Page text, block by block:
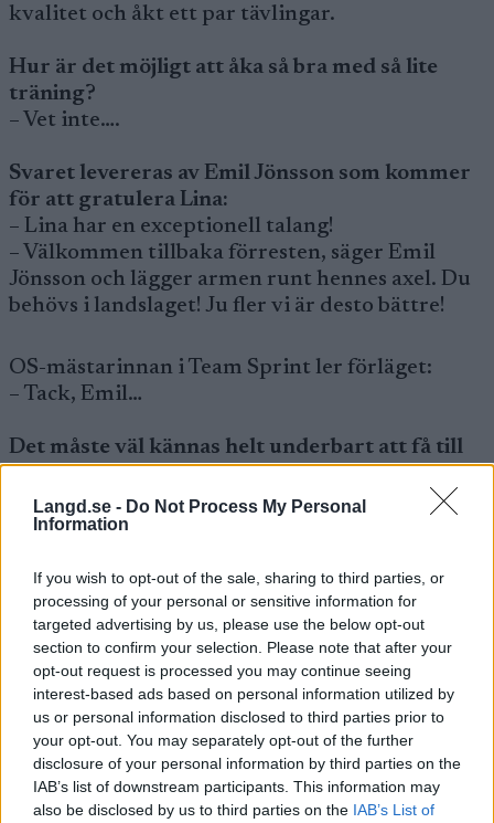
Langd.se - Do Not Process My Personal
Information
If you wish to opt-out of the sale, sharing to third parties, or
processing of your personal or sensitive information for
targeted advertising by us, please use the below opt-out
section to confirm your selection. Please note that after your
opt-out request is processed you may continue seeing
interest-based ads based on personal information utilized by
us or personal information disclosed to third parties prior to
your opt-out. You may separately opt-out of the further
disclosure of your personal information by third parties on the
IAB’s list of downstream participants. This information may
also be disclosed by us to third parties on the IAB’s List of
kvalitet och åkt ett par tävlingar.
Hur är det möjligt att åka så bra med så lite
träning?
– Vet inte….
Svaret levereras av Emil Jönsson som kommer
för att gratulera Lina:
– Lina har en exceptionell talang!
– Välkommen tillbaka förresten, säger Emil
Jönsson och lägger armen runt hennes axel. Du
behövs i landslaget! Ju fler vi är desto bättre!
OS-mästarinnan i Team Sprint ler förläget:
– Tack, Emil…
Det måste väl kännas helt underbart att få till
– Jag fick visa för mig själv att avståndet inte är
så stort som jag gått omkring och trott när jag
mer skulle ha en chans att kunna konkurrera
mot de bästa. Det har känts nästan omöjligt…
Hur känns det nu?
– Att jag fortfarande kan hänga med, men för
att kunna fightas med de bästa så måste jag få
vara frisk och kunna träna ordentligt under en
längre period. Några veckors träning räcker inte
för att vinna en världscuptävling.